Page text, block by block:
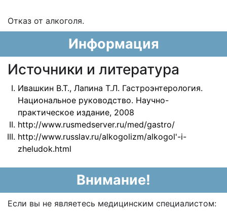
Отказ от алкоголя.
Информация
Источники и литература
Ивашкин В.Т., Лапина Т.Л. Гастроэнтерология.
Национальное руководство. Научно-
практическое издание, 2008
http://www.rusmedserver.ru/med/gastro/
http://www.russlav.ru/alkogolizm/alkogol'-i-
zheludok.html
Внимание!
Если вы не являетесь медицинским специалистом: